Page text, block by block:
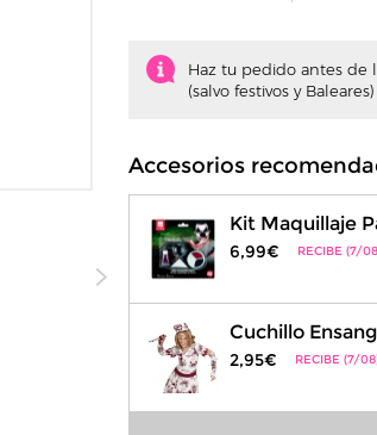
Haz tu pedido antes de
(salvo festivos y Baleares)
Accesorios
Kit Maquillaje
6,99€ RECIBE (7/
Cuchillo
2,95€ RECIBE (7/